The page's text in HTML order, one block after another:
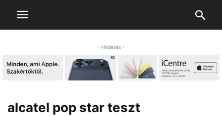
- Hirdetés -
alcatel pop star teszt